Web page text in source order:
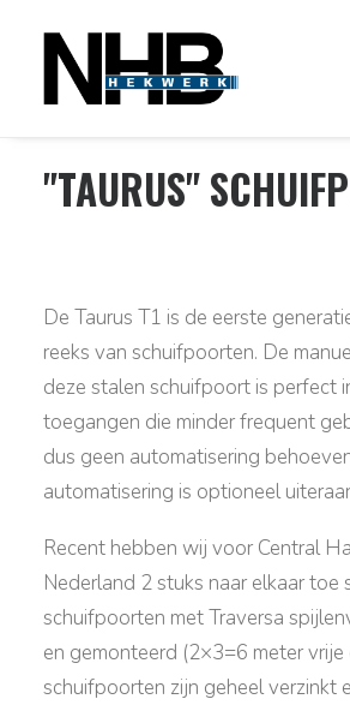
"TAURUS"
De Taurus T1 is de eerste
reeks van schuifpoorten. De
deze stalen schuifpoort is perfect
toegangen die minder frequent
dus geen automatisering
automatisering is optioneel
Recent hebben wij voor Central
Nederland 2 stuks naar elkaar toe
schuifpoorten met Traversa
en gemonteerd (2×3=6 meter
schuifpoorten zijn geheel verzinkt